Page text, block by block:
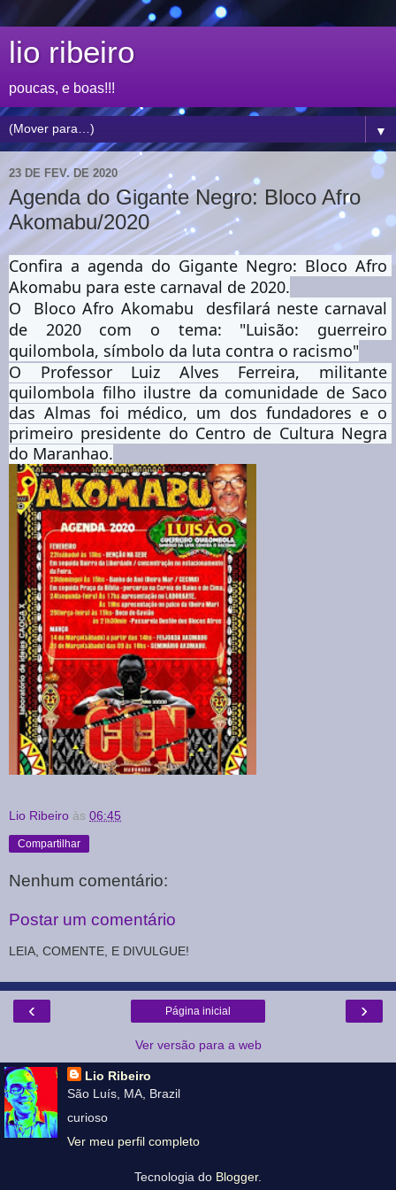
lio ribeiro
poucas, e boas!!!
▼
23 DE FEV. DE 2020
Agenda do Gigante Negro: Bloco Afro
Akomabu/2020
Confira a agenda do Gigante Negro: Bloco Afro
Akomabu para este carnaval de 2020.
O
Bloco Afro Akomabu  desfilará neste carnaval
de 2020 com o tema: "Luisão: guerreiro
quilombola, símbolo da luta contra o racismo"
O Professor Luiz Alves Ferreira, militante
quilombola filho ilustre da comunidade de Saco
das Almas foi médico, um dos fundadores e o
primeiro presidente do Centro de Cultura Negra
do Maranhao.
Lio Ribeiro às 06:45
Compartilhar
Nenhum comentário:
Postar um comentário
LEIA, COMENTE, E DIVULGUE!
‹ ›
Página inicial
Ver versão para a web
Lio Ribeiro
São Luís, MA, Brazil
curioso
Ver meu perfil completo
Tecnologia do Blogger.